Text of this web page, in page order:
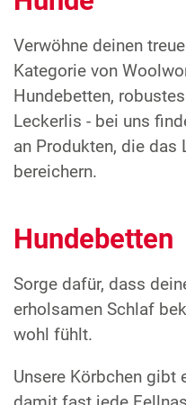
Verwöhne deinen
Kategorie von
Hundebetten,
Leckerlis - bei uns
an Produkten, die das
bereichern.
Hundebetten
Sorge dafür, dass
erholsamen Schlaf
wohl fühlt.
Unsere Körbchen gibt